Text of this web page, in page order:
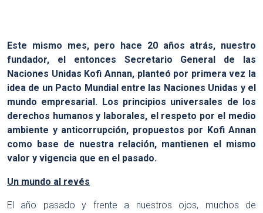
Este mismo mes, pero hace 20 años atrás, nuestro
fundador, el entonces Secretario General de las
Naciones Unidas Kofi Annan, planteó por primera vez la
idea de un Pacto Mundial entre las Naciones Unidas y el
mundo empresarial. Los principios universales de los
derechos humanos y laborales, el respeto por el medio
ambiente y anticorrupción, propuestos por Kofi Annan
como base de nuestra relación, mantienen el mismo
valor y vigencia que en el pasado.
Un mundo al revés
El año pasado y frente a nuestros ojos, muchos de